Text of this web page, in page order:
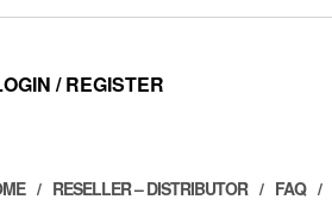
/ REGISTER
RESELLER – DISTRIBUTOR FAQ